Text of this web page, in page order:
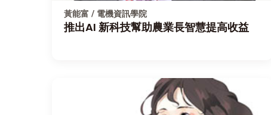
黃能富 / 電機資訊學院
推出AI 新科技幫助農業長智慧提高收益